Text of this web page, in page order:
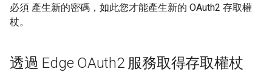
必須 產生新的密碼，如此您才能產生新的 OAuth2 存取權
杖。
透過 Edge OAuth2 服務取得存取權杖